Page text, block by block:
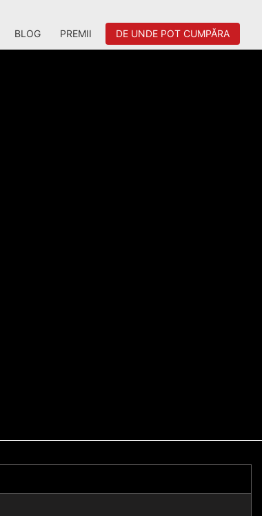
BLOG PREMII DE UNDE POT CUMPĂRA